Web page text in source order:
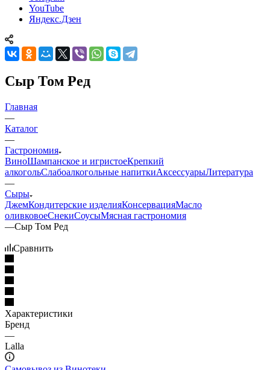
YouTube
Яндекс.Дзен
Сыр Том Ред
Главная
—
Каталог
—
Гастрономия
ВиноШампанское и игристоеКрепкий
алкогольСлабоалкогольные напиткиАксессуарыЛитература
—
Сыры
ДжемКондитерские изделияКонсервацияМасло
оливковоеСнекиСоусыМясная гастрономия
—Сыр Том Ред
Сравнить
Характеристики
Бренд
—
Lalla